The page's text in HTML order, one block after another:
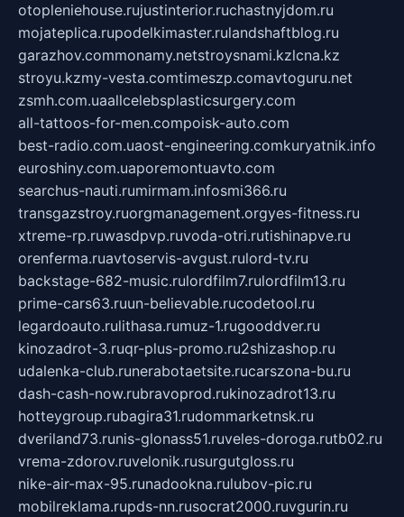
otopleniehouse.rujustinterior.ruchastnyjdom.ru
mojateplica.rupodelkimaster.rulandshaftblog.ru
garazhov.commonamy.netstroysnami.kzlcna.kz
stroyu.kzmy-vesta.comtimeszp.comavtoguru.net
zsmh.com.uaallcelebsplasticsurgery.com
all-tattoos-for-men.compoisk-auto.com
best-radio.com.uaost-engineering.comkuryatnik.info
euroshiny.com.uaporemontuavto.com
searchus-nauti.rumirmam.infosmi366.ru
transgazstroy.ruorgmanagement.orgyes-fitness.ru
xtreme-rp.ruwasdpvp.ruvoda-otri.rutishinapve.ru
orenferma.ruavtoservis-avgust.rulord-tv.ru
backstage-682-music.rulordfilm7.rulordfilm13.ru
prime-cars63.ruun-believable.rucodetool.ru
legardoauto.rulithasa.rumuz-1.rugooddver.ru
kinozadrot-3.ruqr-plus-promo.ru2shizashop.ru
udalenka-club.runerabotaetsite.rucarszona-bu.ru
dash-cash-now.rubravoprod.rukinozadrot13.ru
hotteygroup.rubagira31.rudommarketnsk.ru
dveriland73.runis-glonass51.ruveles-doroga.rutb02.ru
vrema-zdorov.ruvelonik.rusurgutgloss.ru
nike-air-max-95.runadookna.rulubov-pic.ru
mobilreklama.rupds-nn.rusocrat2000.ruvgurin.ru